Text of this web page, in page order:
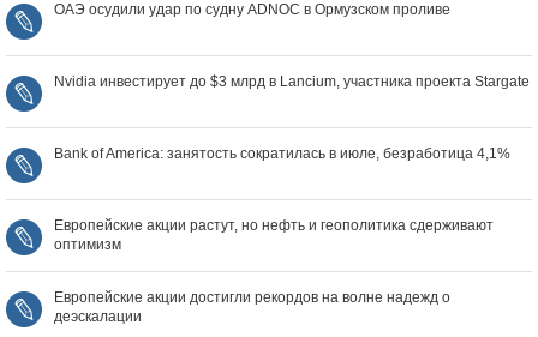
ОАЭ осудили удар по судну ADNOC в Ормузском проливе
Nvidia инвестирует до $3 млрд в Lancium, участника проекта Stargate
Bank of America: занятость сократилась в июле, безработица 4,1%
Европейские акции растут, но нефть и геополитика сдерживают
оптимизм
Европейские акции достигли рекордов на волне надежд о
деэскалации